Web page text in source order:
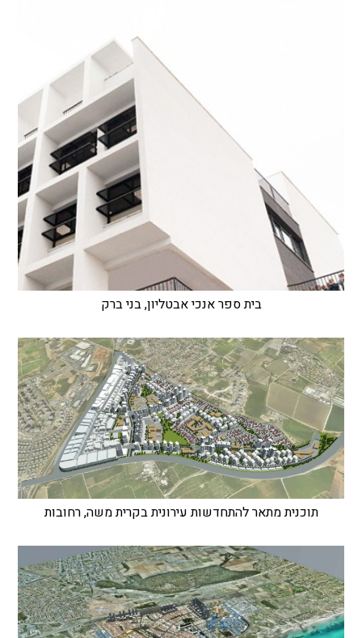
בית ספר אנכי אבטליון, בני ברק
תוכנית מתאר להתחדשות עירונית בקרית משה, רחובות